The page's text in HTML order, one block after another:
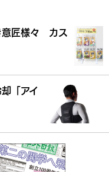
意匠様々 カス
「アイ